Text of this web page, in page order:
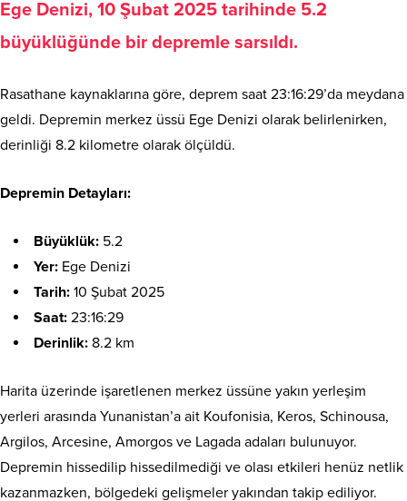
Ege Denizi, 10 Şubat 2025 tarihinde 5.2
büyüklüğünde bir depremle sarsıldı.
Rasathane kaynaklarına göre, deprem saat 23:16:29’da meydana
geldi. Depremin merkez üssü Ege Denizi olarak belirlenirken,
derinliği 8.2 kilometre olarak ölçüldü.
Depremin Detayları:
Büyüklük: 5.2
Yer: Ege Denizi
Tarih: 10 Şubat 2025
Saat: 23:16:29
Derinlik: 8.2 km
Harita üzerinde işaretlenen merkez üssüne yakın yerleşim
yerleri arasında Yunanistan’a ait Koufonisia, Keros, Schinousa,
Argilos, Arcesine, Amorgos ve Lagada adaları bulunuyor.
Depremin hissedilip hissedilmediği ve olası etkileri henüz netlik
kazanmazken, bölgedeki gelişmeler yakından takip ediliyor.